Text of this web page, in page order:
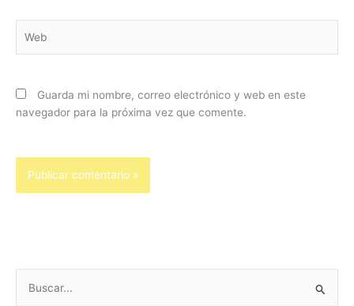
Guarda mi nombre, correo electrónico y web en este
navegador para la próxima vez que comente.